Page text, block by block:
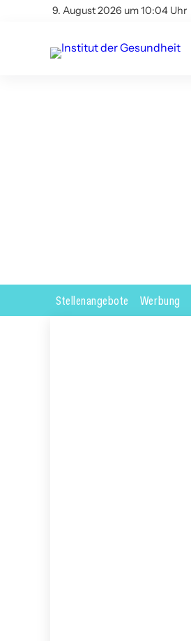
9. August 2026 um 10:04 Uhr
Stellenangebote Werbung